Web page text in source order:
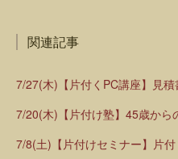
関連記事
7/27(木)【片付くPC講座】見
7/20(木)【片付け塾】45歳から
7/8(土)【片付けセミナー】片